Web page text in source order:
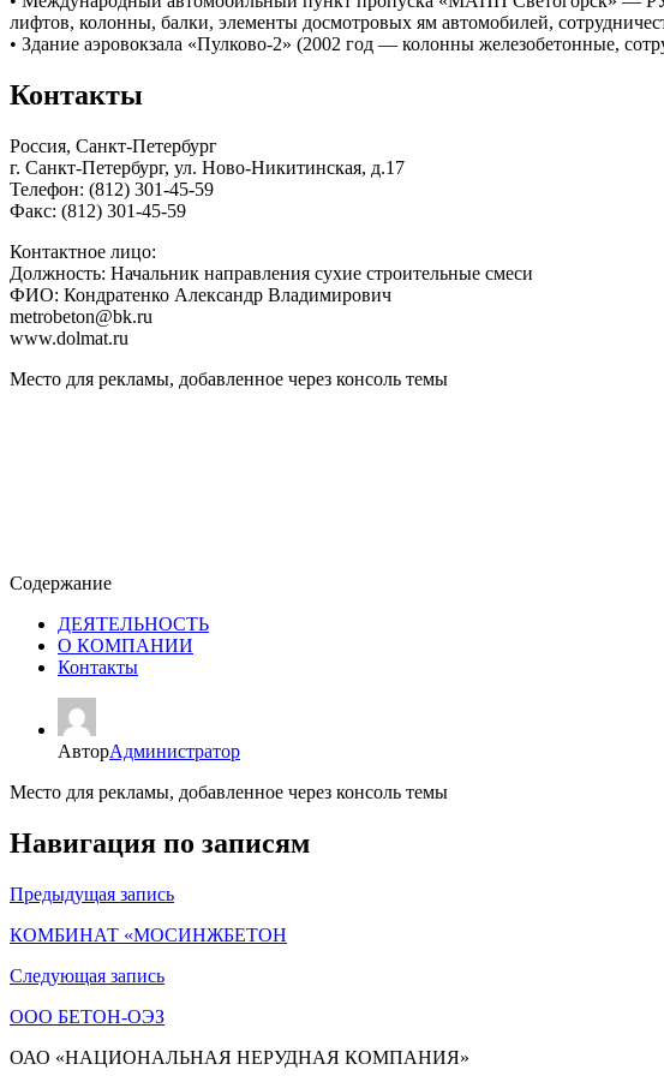
лифтов, колонны, балки, элементы досмотровых ям автомобилей,
• Здание аэровокзала «Пулково-2» (2002 год — колонны железобетонные,
Контакты
Россия, Санкт-Петербург
г. Санкт-Петербург, ул. Ново-Никитинская, д.17
Телефон: (812) 301-45-59
Факс: (812) 301-45-59
Контактное лицо:
Должность: Начальник направления сухие строительные смеси
ФИО: Кондратенко Александр Владимирович
metrobeton@bk.ru
www.dolmat.ru
Место для рекламы, добавленное через консоль темы
Содержание
ДЕЯТЕЛЬНОСТЬ
О КОМПАНИИ
Контакты
АвторАдминистратор
Место для рекламы, добавленное через консоль темы
Навигация по записям
Предыдущая запись
КОМБИНАТ «МОСИНЖБЕТОН
Следующая запись
ООО БЕТОН-ОЭЗ
ОАО «НАЦИОНАЛЬНАЯ НЕРУДНАЯ КОМПАНИЯ»